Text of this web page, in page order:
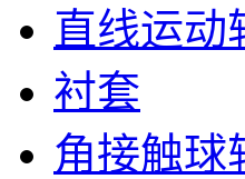
直线运动
衬套
角接触球